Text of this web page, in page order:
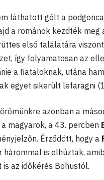
láthatott gólt a
a románok kezdték meg
első találatára
így folyamatosan az
a fiataloknak, utána
egyet sikerült lefaragni
azonban a
magyarok, a 43. percben
Érződött, hogy a
hárommal is elhúztak,
az időkérés Bohustól.